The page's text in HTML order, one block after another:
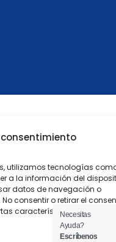
utilizamos tecnologías
a la información del
datos de navegación o
consentir o retirar el
características y funciones.
Necesitas
Ayuda?
Escríbenos